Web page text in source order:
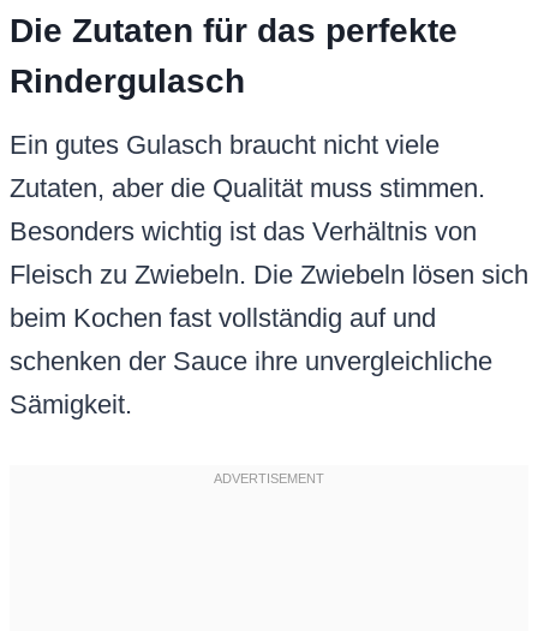
Die Zutaten für das perfekte
Rindergulasch
Ein gutes Gulasch braucht nicht viele
Zutaten, aber die Qualität muss stimmen.
Besonders wichtig ist das Verhältnis von
Fleisch zu Zwiebeln. Die Zwiebeln lösen sich
beim Kochen fast vollständig auf und
schenken der Sauce ihre unvergleichliche
Sämigkeit.